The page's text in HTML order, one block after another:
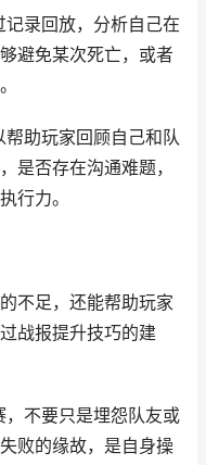
录回放，分析自己在
避免某次死亡，或者
助玩家回顾自己和队
是否存在沟通难题，
行力。
不足，还能帮助玩家
战报提升技巧的建
不要只是埋怨队友或
败的缘故，是自身操